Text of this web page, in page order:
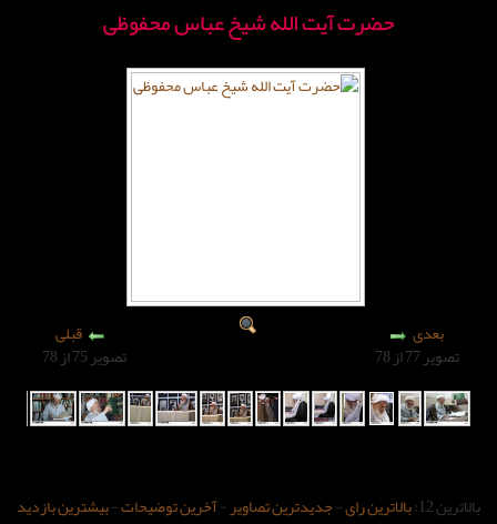
الله شیخ عباس محفوظی
جدیدترین تصاویر-آخرین توضیحات-بیشترین بازدید